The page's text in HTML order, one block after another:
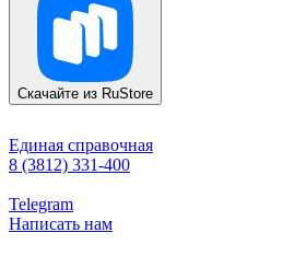
Скачайте из RuStore
Единая справочная
8 (3812) 331-400
Telegram
Написать нам